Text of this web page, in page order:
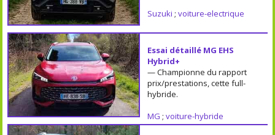
Suzuki ; voiture-electrique
Essai détaillé MG EHS
Hybrid+
— Championne du rapport
prix/prestations, cette full-
hybride.
MG ; voiture-hybride